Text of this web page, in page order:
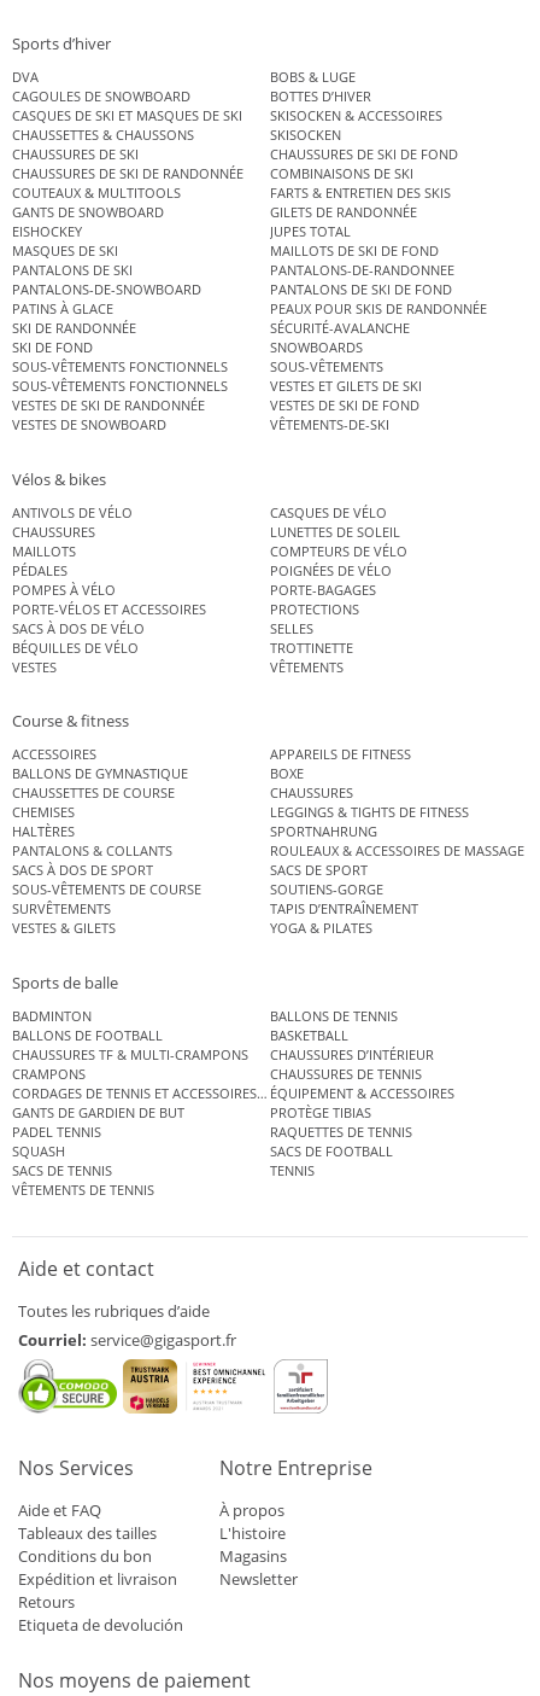
Sports d’hiver
DVA
BOBS & LUGE
CAGOULES DE SNOWBOARD
BOTTES D’HIVER
CASQUES DE SKI ET MASQUES DE SKI
SKISOCKEN & ACCESSOIRES
CHAUSSETTES & CHAUSSONS
SKISOCKEN
CHAUSSURES DE SKI
CHAUSSURES DE SKI DE FOND
CHAUSSURES DE SKI DE RANDONNÉE
COMBINAISONS DE SKI
COUTEAUX & MULTITOOLS
FARTS & ENTRETIEN DES SKIS
GANTS DE SNOWBOARD
GILETS DE RANDONNÉE
EISHOCKEY
JUPES TOTAL
MASQUES DE SKI
MAILLOTS DE SKI DE FOND
PANTALONS DE SKI
PANTALONS-DE-RANDONNEE
PANTALONS-DE-SNOWBOARD
PANTALONS DE SKI DE FOND
PATINS À GLACE
PEAUX POUR SKIS DE RANDONNÉE
SKI DE RANDONNÉE
SÉCURITÉ-AVALANCHE
SKI DE FOND
SNOWBOARDS
SOUS-VÊTEMENTS FONCTIONNELS
SOUS-VÊTEMENTS
SOUS-VÊTEMENTS FONCTIONNELS
VESTES ET GILETS DE SKI
VESTES DE SKI DE RANDONNÉE
VESTES DE SKI DE FOND
VESTES DE SNOWBOARD
VÊTEMENTS-DE-SKI
Vélos & bikes
ANTIVOLS DE VÉLO
CASQUES DE VÉLO
CHAUSSURES
LUNETTES DE SOLEIL
MAILLOTS
COMPTEURS DE VÉLO
PÉDALES
POIGNÉES DE VÉLO
POMPES À VÉLO
PORTE-BAGAGES
PORTE-VÉLOS ET ACCESSOIRES
PROTECTIONS
SACS À DOS DE VÉLO
SELLES
BÉQUILLES DE VÉLO
TROTTINETTE
VESTES
VÊTEMENTS
Course & fitness
ACCESSOIRES
APPAREILS DE FITNESS
BALLONS DE GYMNASTIQUE
BOXE
CHAUSSETTES DE COURSE
CHAUSSURES
CHEMISES
LEGGINGS & TIGHTS DE FITNESS
HALTÈRES
SPORTNAHRUNG
PANTALONS & COLLANTS
ROULEAUX & ACCESSOIRES DE MASSAGE
SACS À DOS DE SPORT
SACS DE SPORT
SOUS-VÊTEMENTS DE COURSE
SOUTIENS-GORGE
SURVÊTEMENTS
TAPIS D’ENTRAÎNEMENT
VESTES & GILETS
YOGA & PILATES
Sports de balle
BADMINTON
BALLONS DE TENNIS
BALLONS DE FOOTBALL
BASKETBALL
CHAUSSURES TF & MULTI-CRAMPONS
CHAUSSURES D’INTÉRIEUR
CRAMPONS
CHAUSSURES DE TENNIS
CORDAGES DE TENNIS ET ACCESSOIRES DE TENNISÉQUIPEMENT & ACCESSOIRES
GANTS DE GARDIEN DE BUT
PROTÈGE TIBIAS
PADEL TENNIS
RAQUETTES DE TENNIS
SQUASH
SACS DE FOOTBALL
SACS DE TENNIS
TENNIS
VÊTEMENTS DE TENNIS
Aide et contact
Toutes les rubriques d’aide
Courriel: service@gigasport.fr
Nos Services
Aide et FAQ
Tableaux des tailles
Conditions du bon
Expédition et livraison
Retours
Etiqueta de devolución
Notre Entreprise
À propos
L'histoire
Magasins
Newsletter
Nos moyens de paiement